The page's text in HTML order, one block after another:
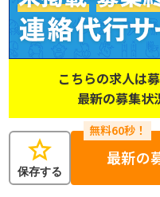
こちらの求人は
最新の募集状
star
保存する
最新の